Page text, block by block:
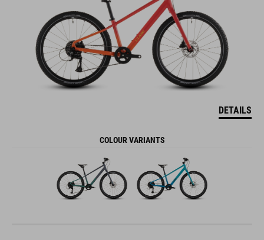
DETAILS
COLOUR VARIANTS